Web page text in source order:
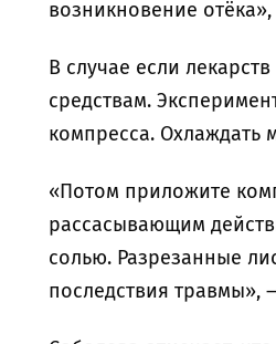
возникновение
В случае если
средствам.
компресса. Охлаждать
«Потом приложите
рассасывающим
солью. Разрезанные
последствия травмы»,